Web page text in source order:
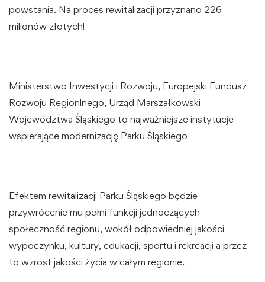
powstania. Na proces rewitalizacji przyznano 226
milionów złotych!
Ministerstwo Inwestycji i Rozwoju, Europejski Fundusz
Rozwoju Regionlnego, Urząd Marszałkowski
Województwa Śląskiego to najważniejsze instytucje
wspierające modernizację Parku Śląskiego
Efektem rewitalizacji Parku Śląskiego będzie
przywrócenie mu pełni funkcji jednoczących
społeczność regionu, wokół odpowiedniej jakości
wypoczynku, kultury, edukacji, sportu i rekreacji a przez
to wzrost jakości życia w całym regionie.